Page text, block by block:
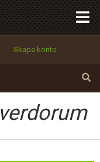
Skapa konto
Tillbaka till förstasidan